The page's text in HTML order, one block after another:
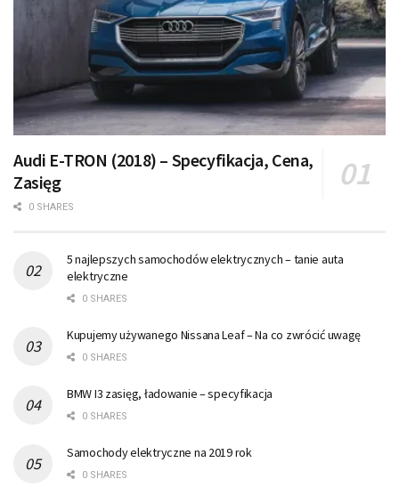
Audi E-TRON (2018) – Specyfikacja, Cena,
Zasięg
0 SHARES
5 najlepszych samochodów elektrycznych – tanie auta
elektryczne
0 SHARES
Kupujemy używanego Nissana Leaf – Na co zwrócić uwagę
0 SHARES
BMW I3 zasięg, ładowanie – specyfikacja
0 SHARES
Samochody elektryczne na 2019 rok
0 SHARES